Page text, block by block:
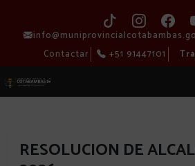
Contactar
+51 91447101
RESOLUCION DE